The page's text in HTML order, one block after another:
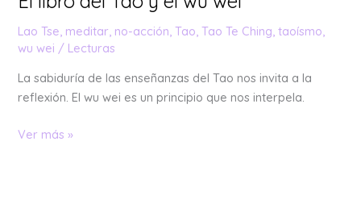
Lao Tse, meditar, no-acción,Tao,Tao Te Ching,taoísmo,
wu wei / Lecturas
La sabiduría de las enseñanzas del Tao nos invita a la
reflexión. El wu wei es un principio que nos interpela.
Ver más »